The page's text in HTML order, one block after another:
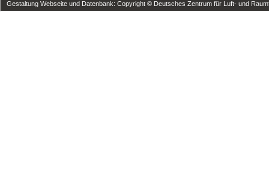
Gestaltung Webseite und Datenbank: Copyright © Deutsches Zentrum für Luft- und